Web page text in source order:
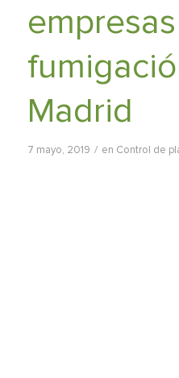
Madrid
7 mayo, 2019 / en Control de